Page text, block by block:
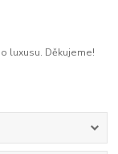
luxusu. Děkujeme!